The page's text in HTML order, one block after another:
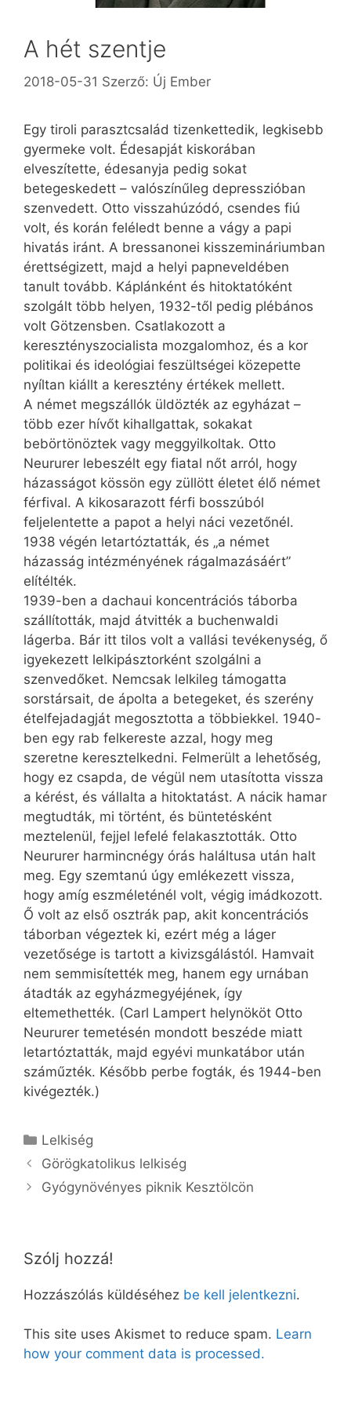
A hét szentje
2018-05-31 Szerző: Új Ember
Egy tiroli parasztcsalád tizenkettedik, legkisebb
gyermeke volt. Édesapját kiskorában
elveszítette, édesanyja pedig sokat
betegeskedett – valószínűleg depresszióban
szenvedett. Otto visszahúzódó, csendes fiú
volt, és korán feléledt benne a vágy a papi
hivatás iránt. A bressanonei kisszemináriumban
érettségizett, majd a helyi papneveldében
tanult tovább. Káplánként és hitoktatóként
szolgált több helyen, 1932-től pedig plébános
volt Götzensben. Csatlakozott a
keresztényszocialista mozgalomhoz, és a kor
politikai és ideológiai feszültségei közepette
nyíltan kiállt a keresztény értékek mellett.
A német megszállók üldözték az egyházat –
több ezer hívőt kihallgattak, sokakat
bebörtönöztek vagy meggyilkoltak. Otto
Neururer lebeszélt egy fiatal nőt arról, hogy
házasságot kössön egy züllött életet élő német
férfival. A kikosarazott férfi bosszúból
feljelentette a papot a helyi náci vezetőnél.
1938 végén letartóztatták, és „a német
házasság intézményének rágalmazásáért”
elítélték.
1939-ben a dachaui koncentrációs táborba
szállították, majd átvitték a buchenwaldi
lágerba. Bár itt tilos volt a vallási tevékenység, ő
igyekezett lelkipásztorként szolgálni a
szenvedőket. Nemcsak lelkileg támogatta
sorstársait, de ápolta a betegeket, és szerény
ételfejadagját megosztotta a többiekkel. 1940-
ben egy rab felkereste azzal, hogy meg
szeretne keresztelkedni. Felmerült a lehetőség,
hogy ez csapda, de végül nem utasította vissza
a kérést, és vállalta a hitoktatást. A nácik hamar
megtudták, mi történt, és büntetésként
meztelenül, fejjel lefelé felakasztották. Otto
Neururer harmincnégy órás haláltusa után halt
meg. Egy szemtanú úgy emlékezett vissza,
hogy amíg eszméleténél volt, végig imádkozott.
Ő volt az első osztrák pap, akit koncentrációs
táborban végeztek ki, ezért még a láger
vezetősége is tartott a kivizsgálástól. Hamvait
nem semmisítették meg, hanem egy urnában
átadták az egyházmegyéjének, így
eltemethették. (Carl Lampert helynököt Otto
Neururer temetésén mondott beszéde miatt
letartóztatták, majd egyévi munkatábor után
száműzték. Később perbe fogták, és 1944-ben
kivégezték.)
Kategória
Lelkiség
Görögkatolikus lelkiség
Gyógynövényes piknik Kesztölcön
Szólj hozzá!
Hozzászólás küldéséhez be kell jelentkezni.
This site uses Akismet to reduce spam. Learn
how your comment data is processed.